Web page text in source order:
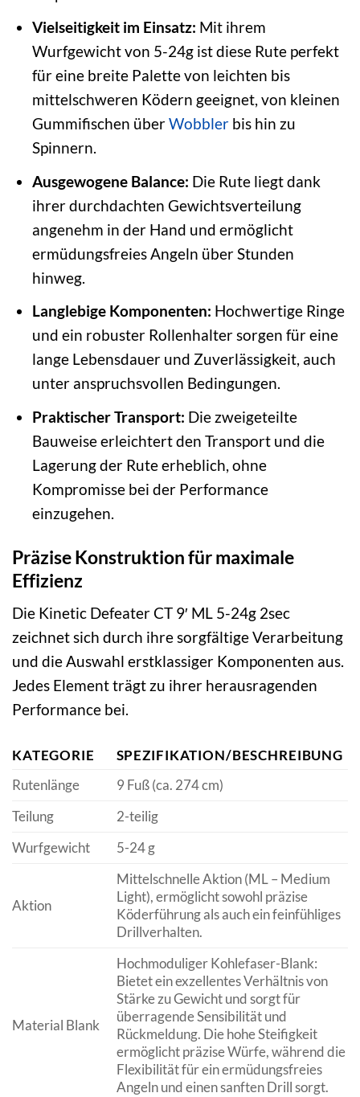
Vielseitigkeit im Einsatz: Mit ihrem
Wurfgewicht von 5-24g ist diese Rute perfekt
für eine breite Palette von leichten bis
mittelschweren Ködern geeignet, von kleinen
Gummifischen überWobblerbis hin zu
Spinnern.
Ausgewogene Balance: Die Rute liegt dank
ihrer durchdachten Gewichtsverteilung
angenehm in der Hand und ermöglicht
ermüdungsfreies Angeln über Stunden
hinweg.
Langlebige Komponenten: Hochwertige Ringe
und ein robuster Rollenhalter sorgen für eine
lange Lebensdauer und Zuverlässigkeit, auch
unter anspruchsvollen Bedingungen.
Praktischer Transport: Die zweigeteilte
Bauweise erleichtert den Transport und die
Lagerung der Rute erheblich, ohne
Kompromisse bei der Performance
einzugehen.
Präzise Konstruktion für maximale
Effizienz
Die Kinetic Defeater CT 9′ ML 5-24g 2sec
zeichnet sich durch ihre sorgfältige Verarbeitung
und die Auswahl erstklassiger Komponenten aus.
Jedes Element trägt zu ihrer herausragenden
Performance bei.
KATEGORIE
SPEZIFIKATION/BESCHREIBUNG
Rutenlänge
9 Fuß (ca. 274 cm)
Teilung
2-teilig
Wurfgewicht
5-24 g
Aktion
Mittelschnelle Aktion (ML – Medium
Light), ermöglicht sowohl präzise
Köderführung als auch ein feinfühliges
Drillverhalten.
Material Blank
Hochmoduliger Kohlefaser-Blank:
Bietet ein exzellentes Verhältnis von
Stärke zu Gewicht und sorgt für
überragende Sensibilität und
Rückmeldung. Die hohe Steifigkeit
ermöglicht präzise Würfe, während die
Flexibilität für ein ermüdungsfreies
Angeln und einen sanften Drill sorgt.